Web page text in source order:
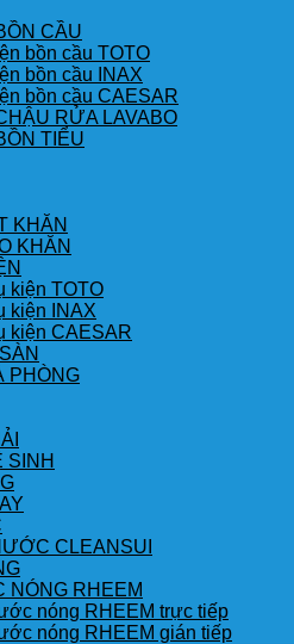
CẦU
bồn cầu TOTO
bồn cầu INAX
bồn cầu CAESAR
RỬA LAVABO
TIỂU
KHĂN
KHĂN
kiện TOTO
kiện INAX
kiện CAESAR
PHÒNG
SINH
CLEANSUI
NÓNG RHEEM
nóng RHEEM trực tiếp
nóng RHEEM gián tiếp